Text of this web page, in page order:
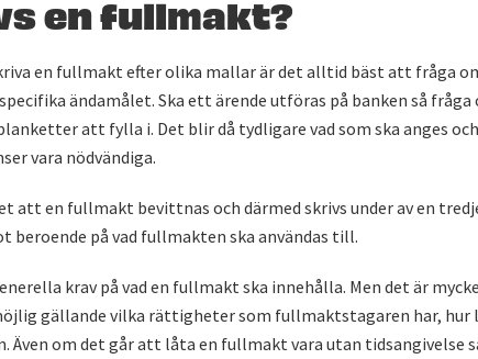
en fullmakt?
en fullmakt efter olika mallar är det alltid bäst att fråga
ändamålet. Ska ett ärende utföras på banken så fråga
att fylla i. Det blir då tydligare vad som ska anges
vara nödvändiga.
att en fullmakt bevittnas och därmed skrivs under av en
beroende på vad fullmakten ska användas till.
krav på vad en fullmakt ska innehålla. Men det är
gällande vilka rättigheter som fullmaktstagaren har, hur
Även om det går att låta en fullmakt vara utan tidsangivelse